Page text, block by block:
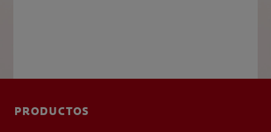
PRODUCTOS